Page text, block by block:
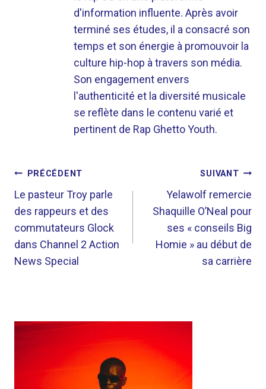
d'information influente. Après avoir
terminé ses études, il a consacré son
temps et son énergie à promouvoir la
culture hip-hop à travers son média.
Son engagement envers
l'authenticité et la diversité musicale
se reflète dans le contenu varié et
pertinent de Rap Ghetto Youth.
NAVIGATION
DE
L’ARTICLE
PRÉCÉDENT
Le pasteur Troy parle
des rappeurs et des
commutateurs Glock
dans Channel 2 Action
News Special
SUIVANT
Yelawolf remercie
Shaquille O’Neal pour
ses « conseils Big
Homie » au début de
sa carrière